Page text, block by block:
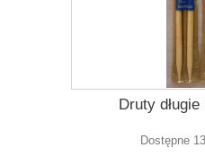
Druty
Dostępne